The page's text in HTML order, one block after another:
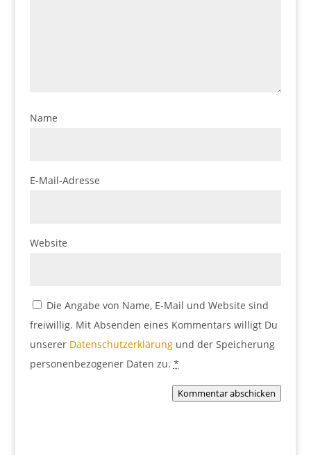
Name
E-Mail-Adresse
Website
Die Angabe von Name, E-Mail und Website sind
freiwillig. Mit Absenden eines Kommentars willigt Du
unserer Datenschutzerklärungund der Speicherung
personenbezogener Daten zu. *
Kommentar abschicken